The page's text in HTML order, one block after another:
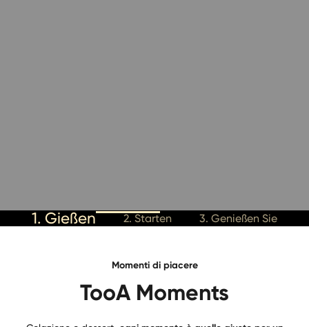
1. Gießen 2. Starten 3. Genießen Sie
Momenti di piacere
TooA Moments